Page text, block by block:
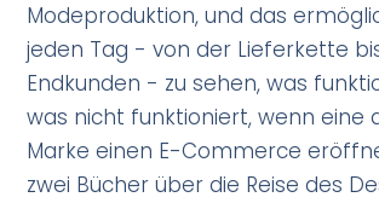
Modeproduktion, und das
jeden Tag - von der Lieferkette
Endkunden - zu sehen, was
was nicht funktioniert, wenn eine
Marke einen E-Commerce
zwei Bücher über die Reise des